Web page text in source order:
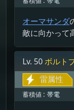
オーマサンダ
敵に向かって
Lv. 50ボルト
雷属性
蓄積値 : 帯電